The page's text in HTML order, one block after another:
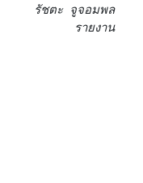
รัชตะ จูจอมพล
รายงาน